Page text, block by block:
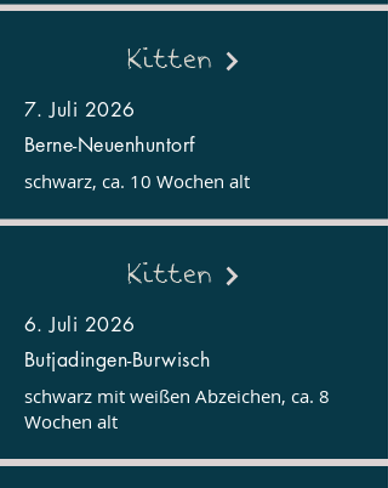
Kitten
7. Juli 2026
Berne-Neuenhuntorf
schwarz, ca. 10 Wochen alt
Kitten
6. Juli 2026
Butjadingen-Burwisch
schwarz mit weißen Abzeichen, ca. 8
Wochen alt